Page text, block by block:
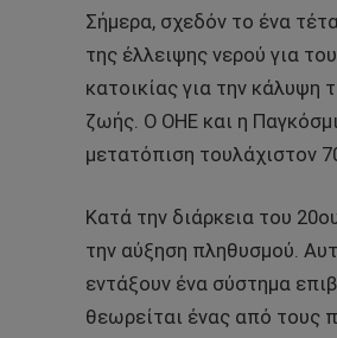
Σήμερα, σχεδόν το ένα
της έλλειψης νερού για
κατοικίας για την κάλυψη
ζωής. Ο ΟΗΕ και η
μετατόπιση τουλάχιστον
Κατά την διάρκεια του
την αύξηση πληθυσμού.
εντάξουν ένα σύστημα
θεωρείται ένας από τους